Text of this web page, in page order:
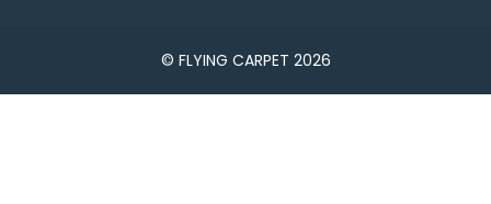
© FLYING CARPET 2026